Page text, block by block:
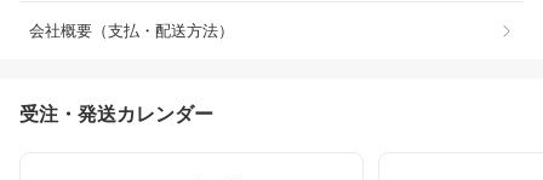
会社概要（支払・配送方法）
受注・発送カレンダー